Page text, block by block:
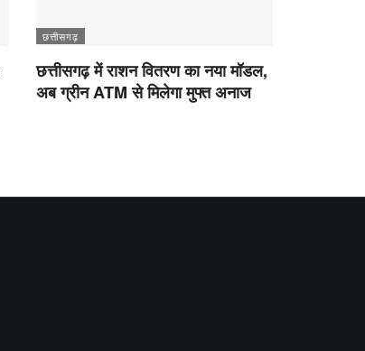
छत्तीसगढ़
छत्तीसगढ़ में राशन वितरण का नया मॉडल,
अब ग्रीन ATM से मिलेगा मुफ्त अनाज